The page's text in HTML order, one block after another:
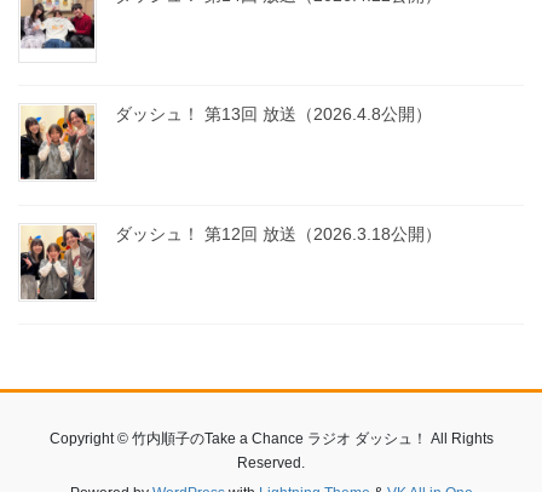
ダッシュ！ 第13回 放送（2026.4.8公開）
ダッシュ！ 第12回 放送（2026.3.18公開）
Copyright © 竹内順子のTake a Chance ラジオ ダッシュ！ All Rights
Reserved.